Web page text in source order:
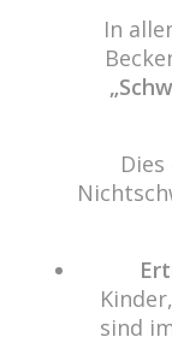
Die
Peeling. So
ein rundum
Selbst und
Legen Sie
eine
In
sind